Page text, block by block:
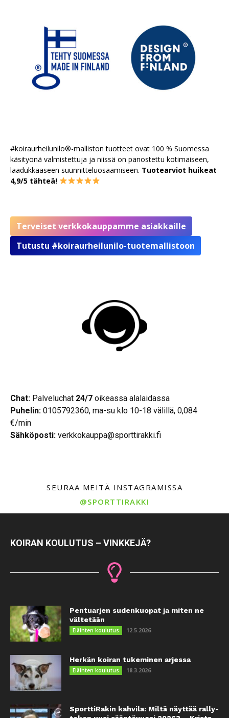
#koiraurheilunilo®-malliston tuotteet ovat 100 % Suomessa
käsityönä valmistettuja ja niissä on panostettu kotimaiseen,
laadukkaaseen suunnitteluosaamiseen. Tuotearviot huikeat
4,9/5 tähteä!
Terveiset verkkokauppamme asiakkaille
Tutustu #koiraurheilunilo-tuotemallistoon
Chat: Palveluchat 24/7 oikeassa alalaidassa
Puhelin: 0105792360, ma-su klo 10-18 välillä, 0,084
€/min
Sähköposti: verkkokauppa@sporttirakki.fi
SEURAA MEITÄ INSTAGRAMISSA
@SPORTTIRAKKI
KOIRAN KOULUTUS – VINKKEJÄ?
Pentuarjen sudenkuopat ja miten ne
vältetään
Eläinten koulutus 12.5.2026
Herkän koiran tukeminen arjessa
Eläinten koulutus 18.3.2026
SporttiRakin kahvila: Miltä näyttää rally-